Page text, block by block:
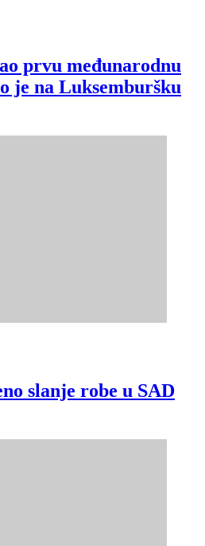
prvu međunarodnu
je na Luksemburšku
slanje robe u SAD